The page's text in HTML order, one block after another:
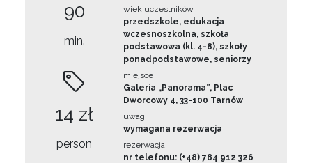
90
min.
14 zł
person
wiek uczestników
przedszkole, edukacja
wczesnoszkolna, szkoła
podstawowa (kl. 4-8), szkoły
ponadpodstawowe, seniorzy
miejsce
Galeria „Panorama”, Plac
Dworcowy 4, 33-100 Tarnów
uwagi
wymagana rezerwacja
rezerwacja
nr telefonu: (+48) 784 912 326